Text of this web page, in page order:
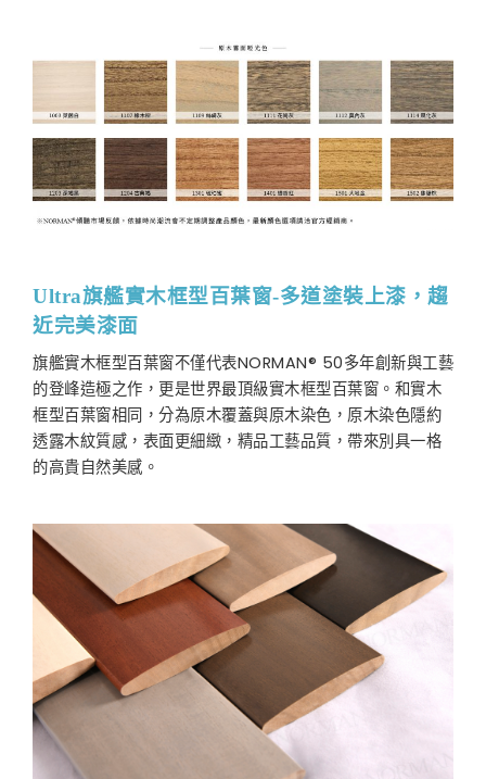
Ultra旗艦實木框型百葉窗-多道塗裝上漆，趨
近完美漆面
旗艦實木框型百葉窗不僅代表NORMAN® 50多年創新與工藝
的登峰造極之作，更是世界最頂級實木框型百葉窗。和實木
框型百葉窗相同，分為原木覆蓋與原木染色，原木染色隱約
透露木紋質感，表面更細緻，精品工藝品質，帶來別具一格
的高貴自然美感。